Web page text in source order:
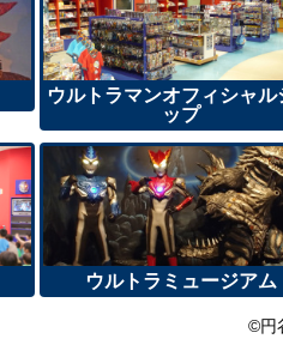
ウルトラマンオフィシャル
ップ
ウルトラミュージアム
©円